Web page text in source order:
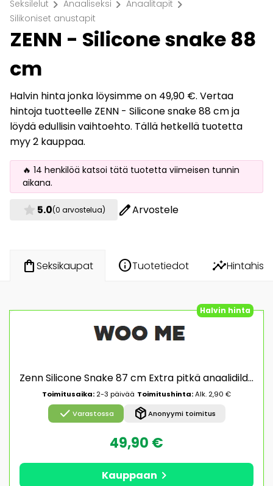
Seksilelut chevron_right Anaaliseksi chevron_right Anaalitapit chevron_right
Silikoniset anustapit
ZENN - Silicone snake 88
cm
Halvin hinta jonka löysimme on 49,90 €. Vertaa
hintoja tuotteelle ZENN - Silicone snake 88 cm ja
löydä edullisin vaihtoehto. Tällä hetkellä tuotetta
myy 2 kauppaa.
🔥 14 henkilöä katsoi tätä tuotetta viimeisen tunnin
aikana.
star 5.0(0 arvostelua) editArvostele
shopping_bagSeksikaupat infoTuotetiedot insights
Halvin hinta
Zenn Silicone Snake 87 cm Extra pitkä anaalidildo
Toimitusaika: 2-3 päivää Toimitushinta:Alk. 2,90 €
check Varastossa package_2Anonyymi toimitus
49,90 €
Kauppaan chevron_right